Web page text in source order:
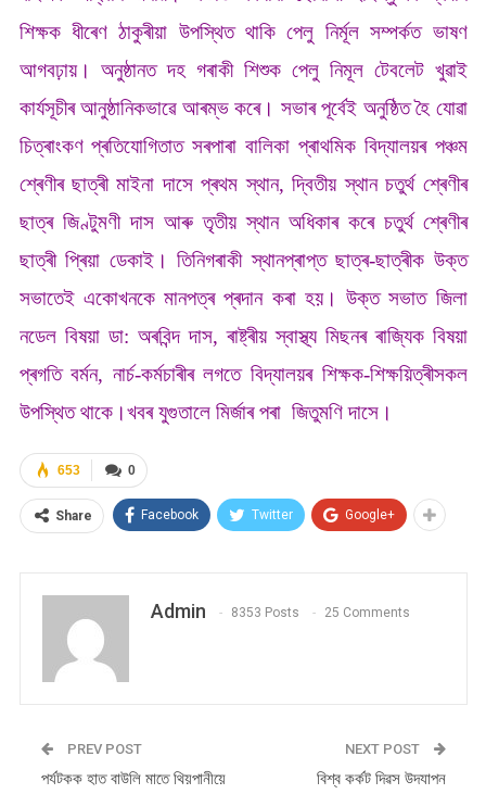
শিক্ষক ধীৰেণ ঠাকুৰীয়া উপস্থিত থাকি পেলু নিৰ্মূল সম্পৰ্কত ভাষণ
আগবঢ়ায়। অনুষ্ঠানত দহ গৰাকী শিশুক পেলু নিমূল টেবলেট খুৱাই
কাৰ্যসূচীৰ আনুষ্ঠানিকভাৱে আৰম্ভ কৰে। সভাৰ পূৰ্বেই অনুষ্ঠিত হৈ যোৱা
চিত্ৰাংকণ প্ৰতিযোগিতাত সৰপাৰা বালিকা প্ৰাথমিক বিদ্যালয়ৰ পঞ্চম
শ্ৰেণীৰ ছাত্ৰী মাইনা দাসে প্ৰথম স্থান, দ্বিতীয় স্থান চতুৰ্থ শ্ৰেণীৰ
ছাত্ৰ জিণ্টুমণী দাস আৰু তৃতীয় স্থান অধিকাৰ কৰে চতুৰ্থ শ্ৰেণীৰ
ছাত্ৰী প্ৰিয়া ডেকাই। তিনিগৰাকী স্থানপ্ৰাপ্ত ছাত্ৰ-ছাত্ৰীক উক্ত
সভাতেই একোখনকে মানপত্ৰ প্ৰদান কৰা হয়। উক্ত সভাত জিলা
নডেল বিষয়া ডা: অৰবিন্দ দাস, ৰাষ্ট্ৰীয় স্বাস্থ্য মিছনৰ ৰাজ্যিক বিষয়া
প্ৰগতি বৰ্মন, নাৰ্চ-কৰ্মচাৰীৰ লগতে বিদ্যালয়ৰ শিক্ষক-শিক্ষয়িত্ৰীসকল
উপস্থিত থাকে।খবৰ যুগুতালে মিৰ্জাৰ পৰা জিতুমণি দাসে।
0
653
Share Facebook Twitter Google+
Admin 8353 Posts 25 Comments
PREV POST
পৰ্যটকক হাত বাউলি মাতে থিয়পানীয়ে
NEXT POST
বিশ্ব কৰ্কট দিৱস উদযাপন